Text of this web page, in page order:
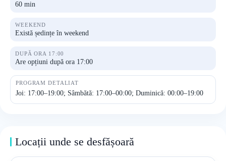
60 min
WEEKEND
Există ședințe în weekend
DUPĂ ORA 17:00
Are opțiuni după ora 17:00
PROGRAM DETALIAT
Joi: 17:00–19:00; Sâmbătă: 17:00–00:00; Duminică: 00:00–19:00
Locații unde se desfășoară